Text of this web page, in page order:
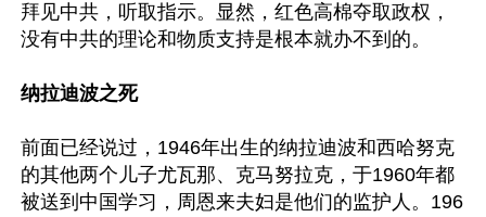
拜见中共，听取指示。显然，红色高棉夺取政权，
没有中共的理论和物质支持是根本就办不到的。
纳拉迪波之死
前面已经说过，1946年出生的纳拉迪波和西哈努克
的其他两个儿子尤瓦那、克马努拉克，于1960年都
被送到中国学习，周恩来夫妇是他们的监护人。196